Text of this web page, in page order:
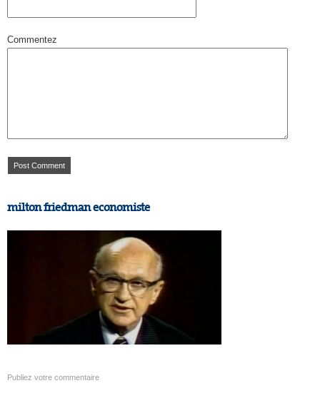
Commentez
milton friedman economiste
Publiez votre commentaire